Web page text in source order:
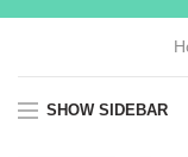
SHOW SIDEBAR